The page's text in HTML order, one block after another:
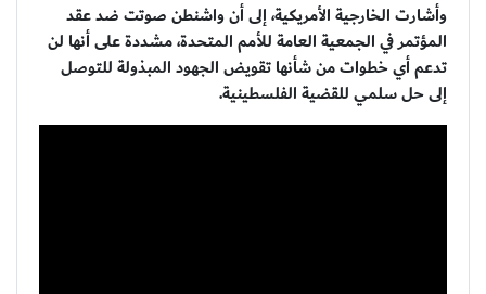
وأشارت الخارجية الأمريكية، إلى أن واشنطن صوتت ضد عقد
المؤتمر في الجمعية العامة للأمم المتحدة، مشددة على أنها لن
تدعم أي خطوات من شأنها تقويض الجهود المبذولة للتوصل
إلى حل سلمي للقضية الفلسطينية.